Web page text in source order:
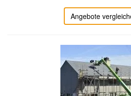
Angebote